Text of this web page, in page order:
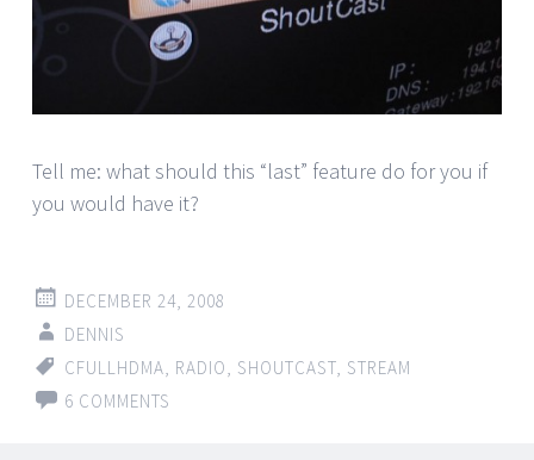
Tell me: what should this “last” feature do for you if
you would have it?
DECEMBER 24, 2008
DENNIS
CFULLHDMA RADIO SHOUTCAST STREAM
6 COMMENTS